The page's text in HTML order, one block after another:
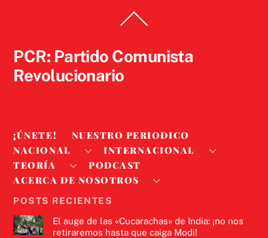
To
PCR: Partido Comunista
Revolucionario
¡ÚNETE!
NUESTRO PERIODICO
NACIONAL
INTERNACIONAL
TEORÍA
PODCAST
ACERCA DE NOSOTROS
POSTS RECIENTES
El auge de las «Cucarachas» de India: ¡no nos
retiraremos hasta que caiga Modi!